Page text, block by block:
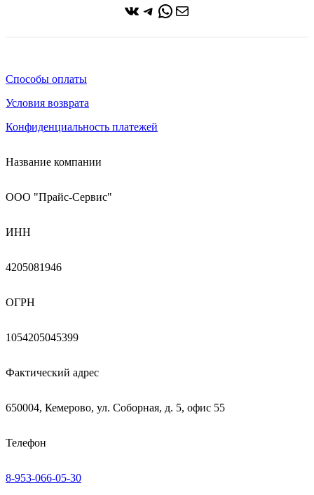
ВКонтакте
Telegram
WhatsApp
Почта
Способы оплаты
Условия возврата
Конфиденциальность платежей
Название компании
ООО "Прайс-Сервис"
ИНН
4205081946
ОГРН
1054205045399
Фактический адрес
650004, Кемерово, ул. Соборная, д. 5, офис 55
Телефон
8-953-066-05-30